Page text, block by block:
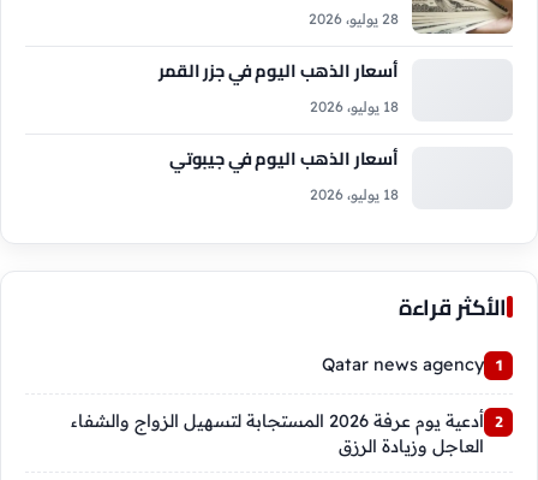
28 يوليو، 2026
أسعار الذهب اليوم في جزر القمر
18 يوليو، 2026
أسعار الذهب اليوم في جيبوتي
18 يوليو، 2026
الأكثر قراءة
Qatar news agency
أدعية يوم عرفة 2026 المستجابة لتسهيل الزواج والشفاء
العاجل وزيادة الرزق